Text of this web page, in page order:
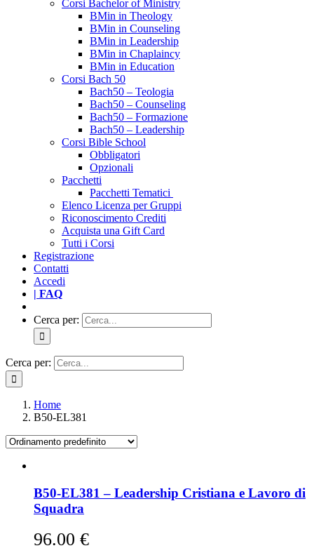
Corsi Bachelor of Ministry
BMin in Theology
BMin in Counseling
BMin in Leadership
BMin in Chaplaincy
BMin in Education
Corsi Bach 50
Bach50 – Teologia
Bach50 – Counseling
Bach50 – Formazione
Bach50 – Leadership
Corsi Bible School
Obbligatori
Opzionali
Pacchetti
Pacchetti Tematici
Elenco Licenza per Gruppi
Riconoscimento Crediti
Acquista una Gift Card
Tutti i Corsi
Registrazione
Contatti
Accedi
| FAQ
Cerca per:
Cerca per:
Home
B50-EL381
B50-EL381 – Leadership Cristiana e Lavoro di
Squadra
96.00 €